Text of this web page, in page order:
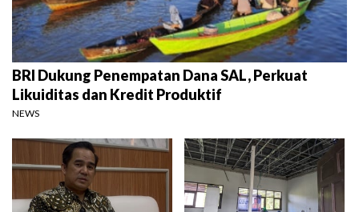
BRI Dukung Penempatan Dana SAL, Perkuat
Likuiditas dan Kredit Produktif
NEWS